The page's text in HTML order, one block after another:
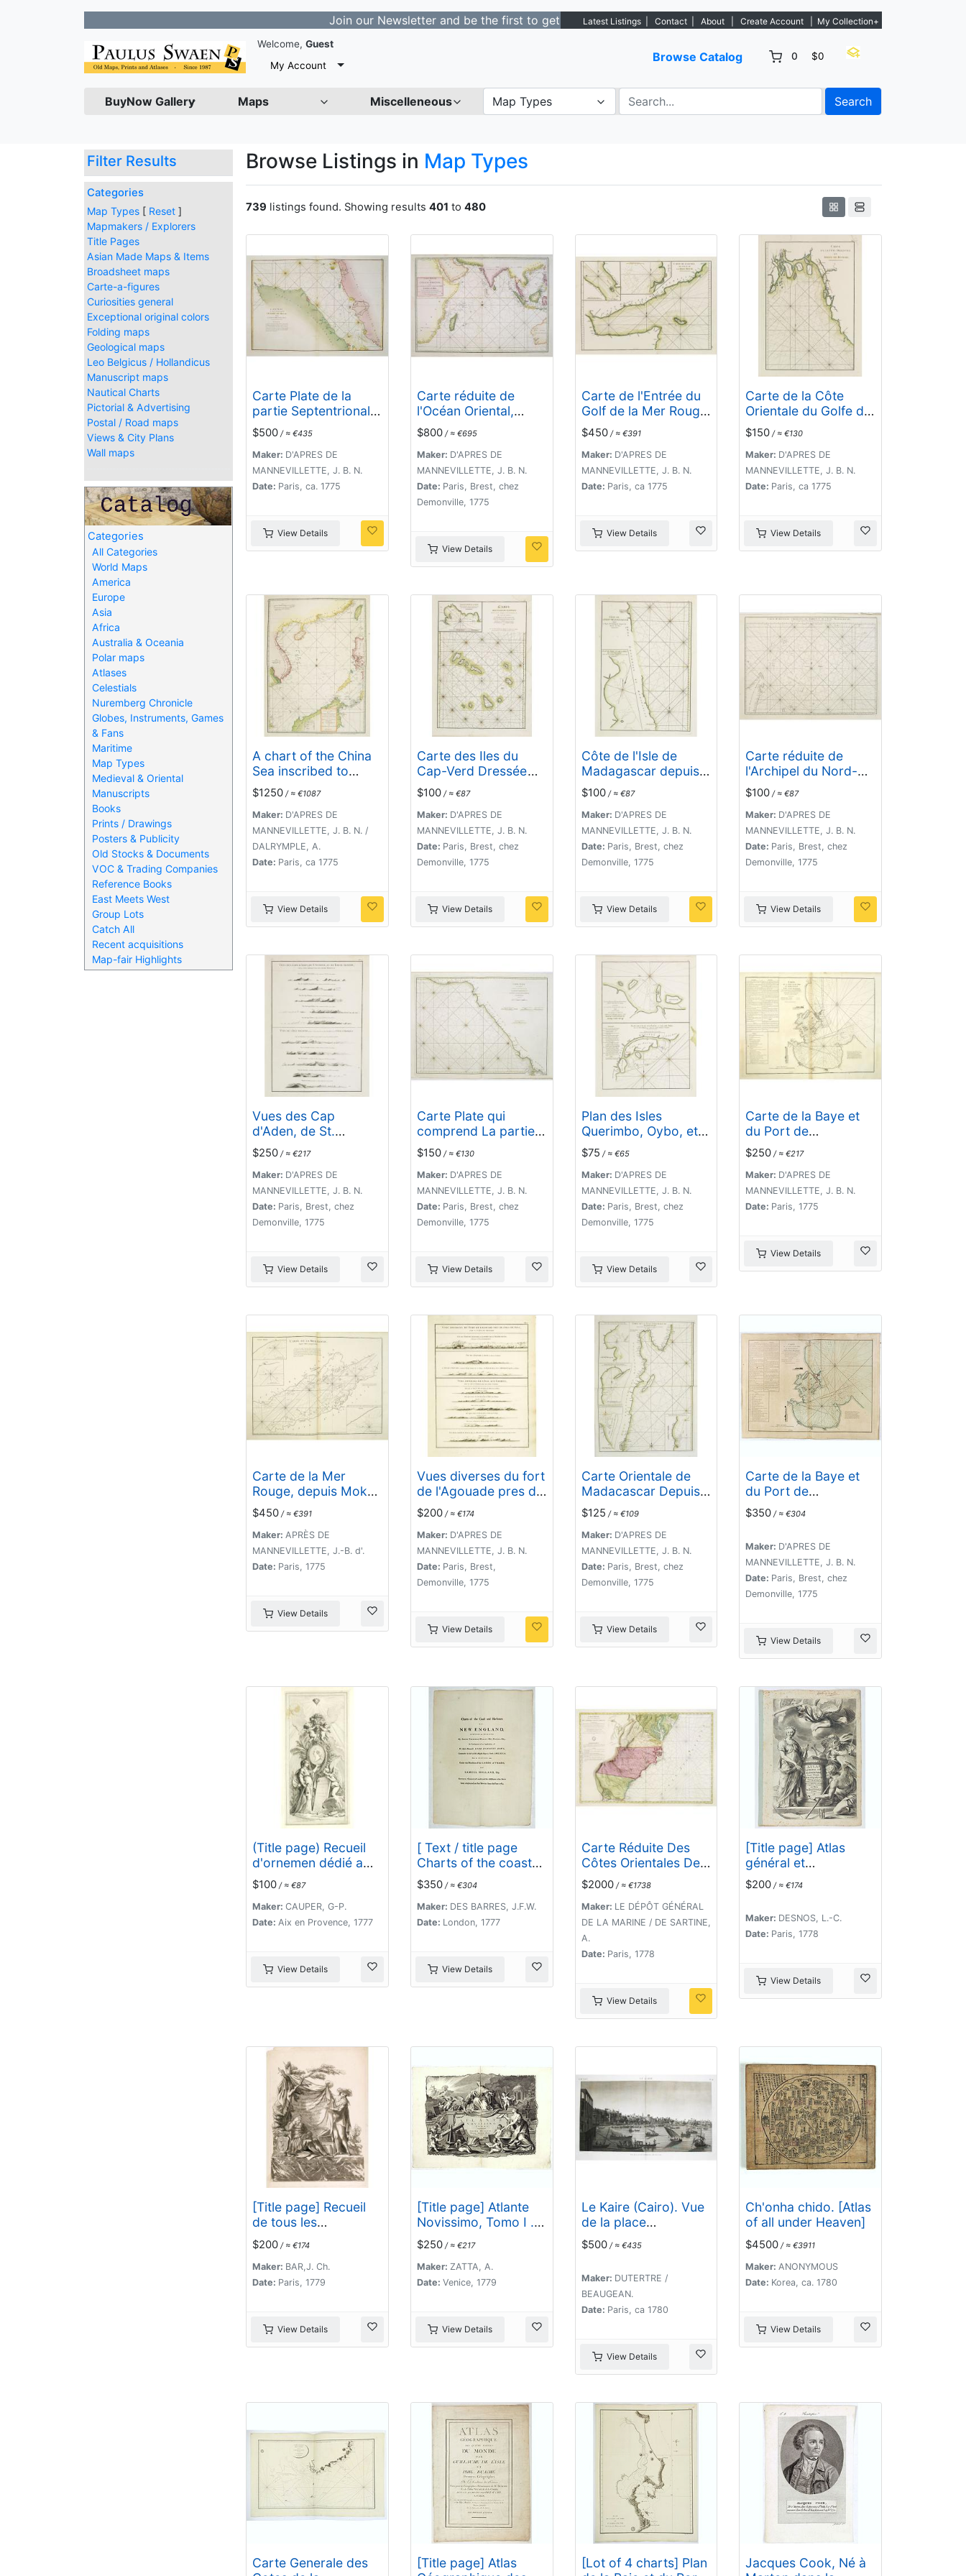
Join our Newsletter and be the first to get notified about new listings. - Sign Up→
Latest Listings Contact About Create Account My Collection+
Welcome, Guest
My Account
Browse Catalog 0 $0
BuyNow Gallery Maps Miscelleneous Map Types Search
Filter Results
Categories
Map Types [ Reset ]
Mapmakers / Explorers
Title Pages
Asian Made Maps & Items
Broadsheet maps
Carte-a-figures
Curiosities general
Exceptional original colors
Folding maps
Geological maps
Leo Belgicus / Hollandicus
Manuscript maps
Nautical Charts
Pictorial & Advertising
Postal / Road maps
Views & City Plans
Wall maps
Categories
All Categories
World Maps
America
Europe
Asia
Africa
Australia & Oceania
Polar maps
Atlases
Celestials
Nuremberg Chronicle
Globes, Instruments, Games
& Fans
Maritime
Map Types
Medieval & Oriental
Manuscripts
Books
Prints / Drawings
Posters & Publicity
Old Stocks & Documents
VOC & Trading Companies
Reference Books
East Meets West
Group Lots
Catch All
Recent acquisitions
Map-fair Highlights
Browse Listings in Map Types
739 listings found. Showing results 401 to 480
Carte Plate de la
partie Septentrionale
du Detroit de Malac,
depuis de la rade
d'Achem jusqu'a
Malac.
$500 / ≈ €435
Maker: D'APRES DE
MANNEVILLETTE, J. B. N.
Date: Paris, ca. 1775
View Details
Carte réduite de
l'Océan Oriental,
depuis Le Cap de
Bonne Espérance
jusqu'à l'Isle
Formose.
$800/ ≈ €695
Maker: D'APRES DE
MANNEVILLETTE, J. B. N.
Date: Paris, Brest, chez
Demonville, 1775
View Details
Carte de l'Entrée du
Golf de la Mer Rouge.
/ Plan de La Rade de
Moka.
$450/ ≈ €391
Maker: D'APRES DE
MANNEVILLETTE, J. B. N.
Date: Paris, ca 1775
View Details
Carte de la Côte
Orientale du Golfe du
Bengale.
$150 / ≈ €130
Maker: D'APRES DE
MANNEVILLETTE, J. B. N.
Date: Paris, ca 1775
View Details
A chart of the China
Sea inscribed to
Monsr. D'APRES de
MANNEVILLETTE ..
To A.Dalrymple.
$1250 / ≈ €1087
Maker: D'APRES DE
MANNEVILLETTE, J. B. N. /
DALRYMPLE, A.
Date: Paris, ca 1775
View Details
Carte des Iles du
Cap-Verd Dressée
sur les remarques et
les observations les
plus exactes des
Navigateurs.
$100/ ≈ €87
Maker: D'APRES DE
MANNEVILLETTE, J. B. N.
Date: Paris, Brest, chez
Demonville, 1775
View Details
Côte de l'Isle de
Madagascar depuis
la Baye de Vohemare
jusqu'à la pointe de
l'Est. Plan du Port et
de la Baye du Cap de
l'Est.
$100/ ≈ €87
Maker: D'APRES DE
MANNEVILLETTE, J. B. N.
Date: Paris, Brest, chez
Demonville, 1775
View Details
Carte réduite de
l'Archipel du Nord-
Est de l'Ile
Madagascar.
$100 / ≈ €87
Maker: D'APRES DE
MANNEVILLETTE, J. B. N.
Date: Paris, Brest, chez
Demonville, 1775
View Details
Vues des Cap
d'Aden, de St.
Antoine, et de Bab-
El-Mandeb, sur la
Côte Méridionale de
l'Arabie Heureuse.
Vues de l'Isle de
Socotra
$250 / ≈ €217
Maker: D'APRES DE
MANNEVILLETTE, J. B. N.
Date: Paris, Brest, chez
Demonville, 1775
View Details
Carte Plate qui
comprend La partie
septentrionale de LA
Cöte de Coromandel
et les Côtes de
Golconde , D' Orcha
et de Bengale.
$150/ ≈ €130
Maker: D'APRES DE
MANNEVILLETTE, J. B. N.
Date: Paris, Brest, chez
Demonville, 1775
View Details
Plan des Isles
Querimbo, Oybo, et
Matemo / Plan de l'Ile
de Patte et de son
Port.
$75 / ≈ €65
Maker: D'APRES DE
MANNEVILLETTE, J. B. N.
Date: Paris, Brest, chez
Demonville, 1775
View Details
Carte de la Baye et
du Port de
Trinquemalay dans
L'Isle de Ceylan.
$250 / ≈ €217
Maker: D'APRES DE
MANNEVILLETTE, J. B. N.
Date: Paris, 1775
View Details
Carte de la Mer
Rouge, depuis Moka
jusqu'a Gedda.
$450 / ≈ €391
Maker: APRÈS DE
MANNEVILLETTE, J.-B. d'.
Date: Paris, 1775
View Details
Vues diverses du fort
de l'Agouade pres de
l'isle de Goa . . .
Sumatra . . .
$200/ ≈ €174
Maker: D'APRES DE
MANNEVILLETTE, J. B. N.
Date: Paris, Brest,
Demonville, 1775
View Details
Carte Orientale de
Madacascar Depuis
la Rivière Ivondrou
jusqu'à Mananzari.
$125 / ≈ €109
Maker: D'APRES DE
MANNEVILLETTE, J. B. N.
Date: Paris, Brest, chez
Demonville, 1775
View Details
Carte de la Baye et
du Port de
Trinquemalay Dans
L'Isle de Ceylan.
$350 / ≈ €304
Maker: D'APRES DE
MANNEVILLETTE, J. B. N.
Date: Paris, Brest, chez
Demonville, 1775
View Details
(Title page) Recueil
d'ornemen dédié a
Monsieur en l'année
1777.
$100 / ≈ €87
Maker: CAUPER, G-P.
Date: Aix en Provence, 1777
View Details
[ Text / title page
Charts of the coasts
and harbours of New
England . . .]
$350/ ≈ €304
Maker: DES BARRES, J.F.W.
Date: London, 1777
View Details
Carte Réduite Des
Côtes Orientales De
L' Amérique
Septentrionale
Contenant Partie du
Nouveau Jersey..
Virginie.. Georgie..
$2000/ ≈ €1738
Maker: LE DÉPÔT GÉNÉRAL
DE LA MARINE / DE SARTINE,
A.
Date: Paris, 1778
View Details
[Title page] Atlas
général et
élémentaire. . .
$200 / ≈ €174
Maker: DESNOS, L.-C.
Date: Paris, 1778
View Details
[Title page] Recueil
de tous les
Costumes.
$200 / ≈ €174
Maker: BAR,J. Ch.
Date: Paris, 1779
View Details
[Title page] Atlante
Novissimo, Tomo I . .
.$250/ ≈ €217
Maker: ZATTA, A.
Date: Venice, 1779
View Details
Le Kaire (Cairo). Vue
de la place
Ezbekyeh, côté du
sud
$500/ ≈ €435
Maker: DUTERTRE /
BEAUGEAN.
Date: Paris, ca 1780
View Details
Ch'onha chido. [Atlas
of all under Heaven]
$4500 / ≈ €3911
Maker: ANONYMOUS
Date: Korea, ca. 1780
View Details
Carte Generale des
[Title page] Atlas
[Lot of 4 charts] Plan
Jacques Cook, Né à